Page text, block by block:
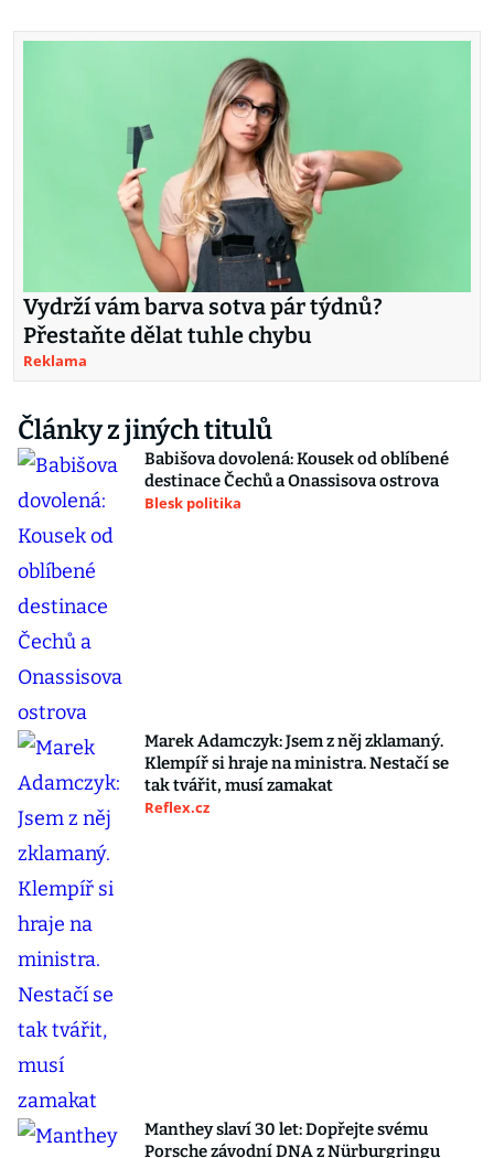
Vydrží vám barva sotva pár týdnů?
Přestaňte dělat tuhle chybu
Reklama
Články z jiných titulů
Babišova dovolená: Kousek od oblíbené
destinace Čechů a Onassisova ostrova
Blesk politika
Marek Adamczyk: Jsem z něj zklamaný.
Klempíř si hraje na ministra. Nestačí se
tak tvářit, musí zamakat
Reflex.cz
Manthey slaví 30 let: Dopřejte svému
Porsche závodní DNA z Nürburgringu